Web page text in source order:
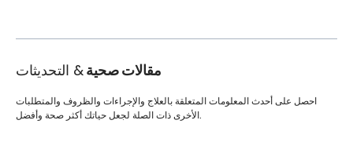
مقالات صحية& التحديثات
احصل على أحدث المعلومات المتعلقة بالعلاج والإجراءات والظروف والمتطلبات
الأخرى ذات الصلة لجعل حياتك أكثر صحة وأفضل.